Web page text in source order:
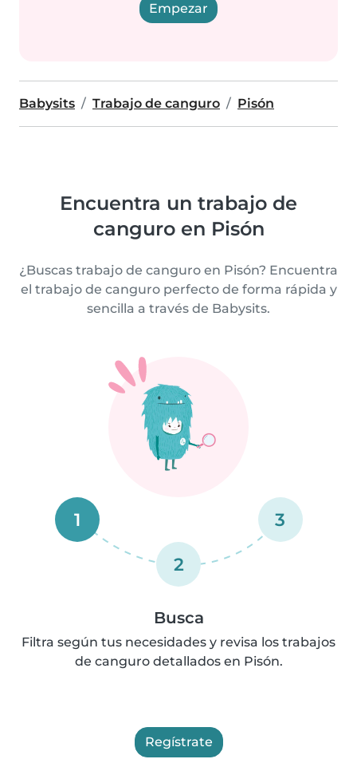
Empezar
Babysits Trabajo de canguro Pisón
Encuentra un trabajo de
canguro en Pisón
¿Buscas trabajo de canguro en Pisón? Encuentra
el trabajo de canguro perfecto de forma rápida y
sencilla a través de Babysits.
1
2
3
Busca
Filtra según tus necesidades y revisa los trabajos
de canguro detallados en Pisón.
Regístrate